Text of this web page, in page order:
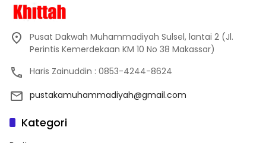
Pusat Dakwah Muhammadiyah Sulsel, lantai 2 (Jl.
Perintis Kemerdekaan KM 10 No 38 Makassar)
Haris Zainuddin : 0853-4244-8624
pustakamuhammadiyah@gmail.com
Kategori